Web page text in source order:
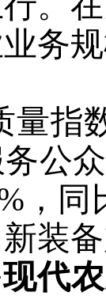
务
量指
公
，
装
代